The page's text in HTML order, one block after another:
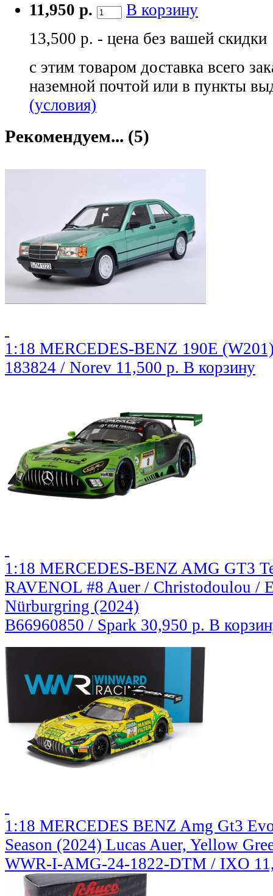
11,950 р.
В корзину
13,500 р. - цена без вашей скидки
с этим товаром доставка всего
наземной почтой или в пункты
(условия)
Рекомендуем... (5)
1:18 MERCEDES-BENZ 190E
183824 / Norev 11,500 р. В корзину
1:18 MERCEDES-BENZ AMG GT3
RAVENOL #8 Auer / Christodoulou /
Nürburgring (2024)
B66960850 / Spark 30,950 р. В
1:18 MERCEDES BENZ Amg Gt3
Season (2024) Lucas Auer, Yellow
WWR-I-AMG-24-1822-DTM / IXO